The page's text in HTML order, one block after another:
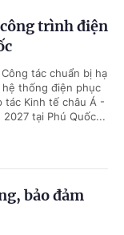
trình điện
tác chuẩn bị hạ
thống điện phục
tác Kinh tế châu Á -
2027 tại Phú Quốc...
bảo đảm